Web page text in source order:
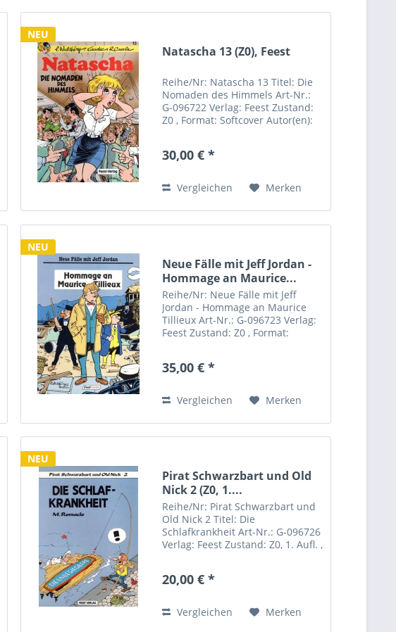
NEU
Natascha 13 (Z0), Feest
Reihe/Nr: Natascha 13 Titel: Die
Nomaden des Himmels Art-Nr.:
G-096722 Verlag: Feest Zustand:
Z0 , Format: Softcover Autor(en):
30,00 € *
Vergleichen Merken
NEU
Neue Fälle mit Jeff Jordan -
Hommage an Maurice...
Reihe/Nr: Neue Fälle mit Jeff
Jordan - Hommage an Maurice
Tillieux Art-Nr.: G-096723 Verlag:
Feest Zustand: Z0 , Format:
Zettel (Druckfehler Tilleux)
35,00 € *
Vergleichen Merken
NEU
Pirat Schwarzbart und Old
Nick 2 (Z0, 1....
Reihe/Nr: Pirat Schwarzbart und
Old Nick 2 Titel: Die
Schlafkrankheit Art-Nr.: G-096726
Verlag: Feest Zustand: Z0, 1. Aufl. ,
20,00 € *
Vergleichen Merken